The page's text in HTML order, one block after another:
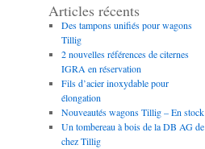
Articles récents
Des tampons unifiés pour wagons
Tillig
2 nouvelles références de citernes
IGRA en réservation
Fils d’acier inoxydable pour
élongation
Nouveautés wagons Tillig – En stock
Un tombereau à bois de la DB AG de
chez Tillig